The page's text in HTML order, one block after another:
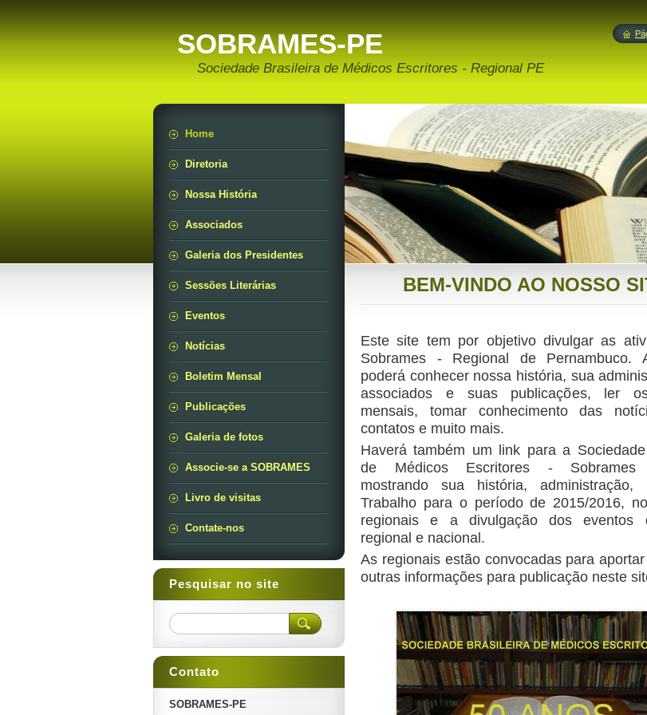
SOBRAMES-PE
Sociedade Brasileira de Médicos Escritores - Regional PE
BEM-VINDO AO NOSSO
Este site tem por objetivo divulgar as
Sobrames - Regional de Pernambuco.
poderá conhecer nossa história, sua
associados e suas publicações, ler
mensais, tomar conhecimento das
contatos e muito mais.
Haverá também um link para a
de Médicos Escritores - Sobrames
mostrando sua história, administração,
Trabalho para o período de 2015/2016,
regionais e a divulgação dos eventos
regional e nacional.
As regionais estão convocadas para
outras informações para publicação neste
Home
Diretoria
Nossa História
Associados
Galeria dos Presidentes
Sessões Literárias
Eventos
Notícias
Boletim Mensal
Publicações
Galeria de fotos
Associe-se a SOBRAMES
Livro de visitas
Contate-nos
Pesquisar no site
Contato
SOBRAMES-PE